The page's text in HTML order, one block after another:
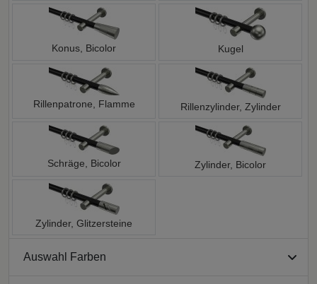
Konus, Bicolor Kugel
Rillenpatrone, Flamme Rillenzylinder, Zylinder
Schräge, Bicolor Zylinder, Bicolor
Zylinder, Glitzersteine
Auswahl Farben